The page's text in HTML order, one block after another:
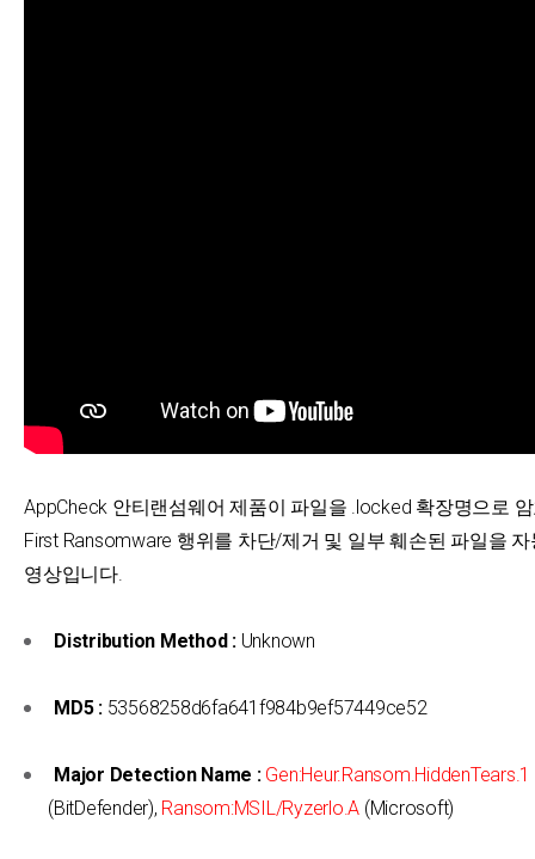
AppCheck 안티랜섬웨어 제품이 파일을 .locked 확장명으로
First Ransomware 행위를 차단/제거 및 일부 훼손된 파일을
영상입니다.
Distribution Method :Unknown
MD5 :53568258d6fa641f984b9ef57449ce52
Major Detection Name : Gen:Heur.Ransom.HiddenTears.1
(BitDefender), Ransom:MSIL/Ryzerlo.A (Microsoft)